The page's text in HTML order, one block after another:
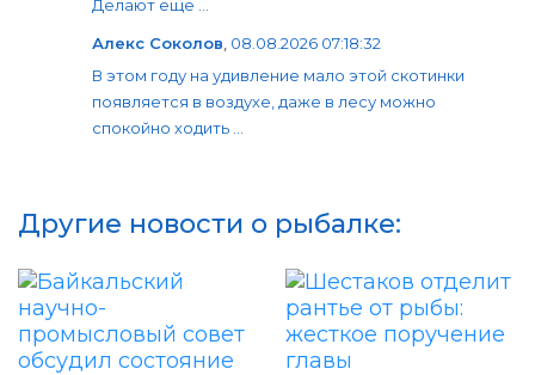
Делают еще ...
Алекс Соколов, 08.08.2026 07:18:32
В этом году на удивление мало этой скотинки
появляется в воздухе, даже в лесу можно
спокойно ходить ...
Другие новости о рыбалке: